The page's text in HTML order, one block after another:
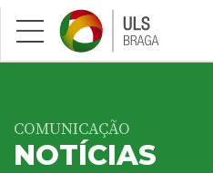
Saltar para conteúdo principal
COMUNICAÇÃO
NOTÍCIAS